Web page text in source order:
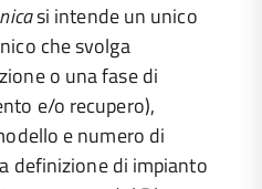
si intende un unico
che svolga
o una fase di
e/o recupero),
e numero di
definizione di impianto